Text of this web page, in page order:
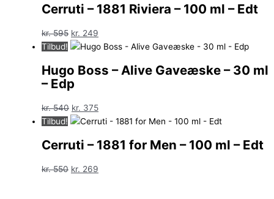
var:
er:
Cerruti – 1881 Riviera – 100 ml – Edt
kr.595 Den
oprindelige
var:
kr. 595.
kr. 249
aktuelle
er:
Tilbud!
Hugo Boss – Alive Gaveæske – 30 ml
– Edp
kr.540 Den
oprindelige
var:
kr. 375Den
aktuelle
er:
Tilbud!
Cerruti – 1881 for Men – 100 ml – Edt
kr.550 Den
kr. 269